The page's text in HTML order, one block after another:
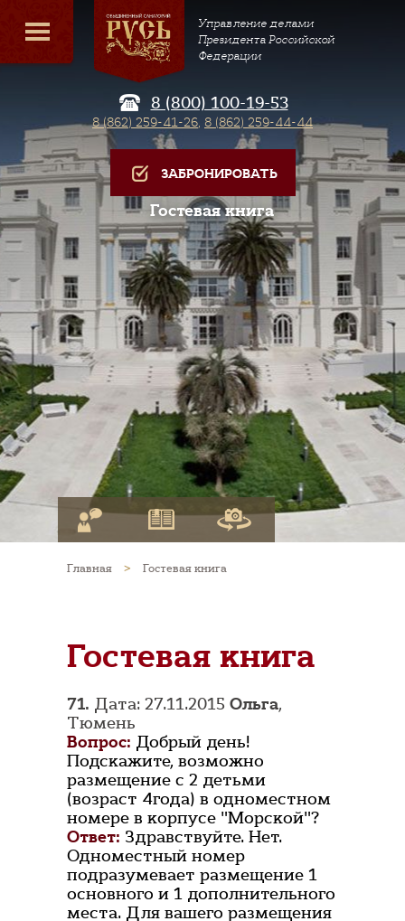
Управление делами
Президента Российской
Федерации
8 (800) 100-19-53
8 (862) 259-41-26, 8 (862) 259-44-44
ЗАБРОНИРОВАТЬ
Гостевая книга
Главная > Гостевая книга
Гостевая книга
71. Дата: 27.11.2015 Ольга,
Тюмень
Вопрос: Добрый день!
Подскажите, возможно
размещение с 2 детьми
(возраст 4года) в одноместном
номере в корпусе "Морской"?
Ответ: Здравствуйте. Нет.
Одноместный номер
подразумевает размещение 1
основного и 1 дополнительного
места. Для вашего размещения